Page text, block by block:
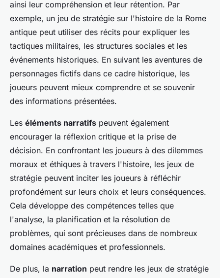
ainsi leur compréhension et leur rétention. Par
exemple, un jeu de stratégie sur l'histoire de la Rome
antique peut utiliser des récits pour expliquer les
tactiques militaires, les structures sociales et les
événements historiques. En suivant les aventures de
personnages fictifs dans ce cadre historique, les
joueurs peuvent mieux comprendre et se souvenir
des informations présentées.
Les éléments narratifs peuvent également
encourager la réflexion critique et la prise de
décision. En confrontant les joueurs à des dilemmes
moraux et éthiques à travers l'histoire, les jeux de
stratégie peuvent inciter les joueurs à réfléchir
profondément sur leurs choix et leurs conséquences.
Cela développe des compétences telles que
l'analyse, la planification et la résolution de
problèmes, qui sont précieuses dans de nombreux
domaines académiques et professionnels.
De plus, la narration peut rendre les jeux de stratégie